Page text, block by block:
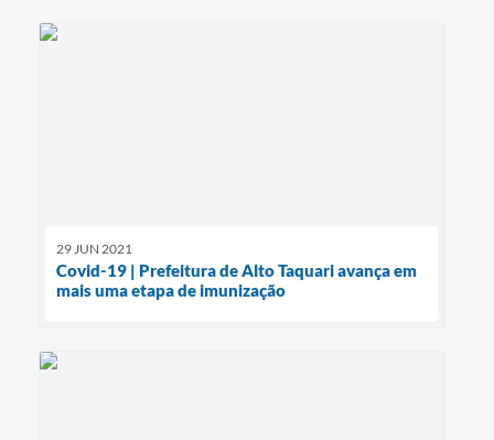
29 JUN 2021
Covid-19 | Prefeitura de Alto Taquari avança em
mais uma etapa de imunização